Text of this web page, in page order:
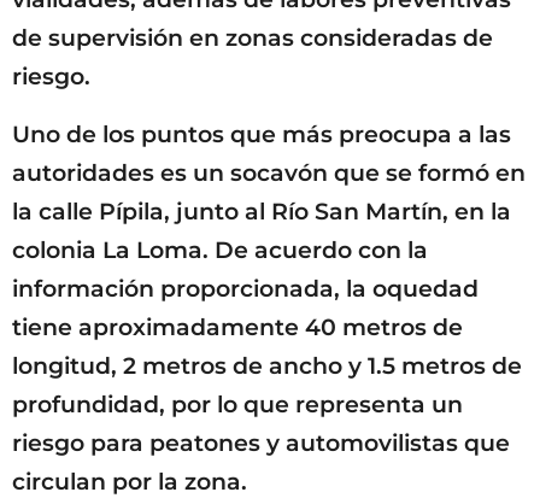
de supervisión en zonas consideradas de
riesgo.
Uno de los puntos que más preocupa a las
autoridades es un socavón que se formó en
la calle Pípila, junto al Río San Martín, en la
colonia La Loma. De acuerdo con la
información proporcionada, la oquedad
tiene aproximadamente 40 metros de
longitud, 2 metros de ancho y 1.5 metros de
profundidad, por lo que representa un
riesgo para peatones y automovilistas que
circulan por la zona.